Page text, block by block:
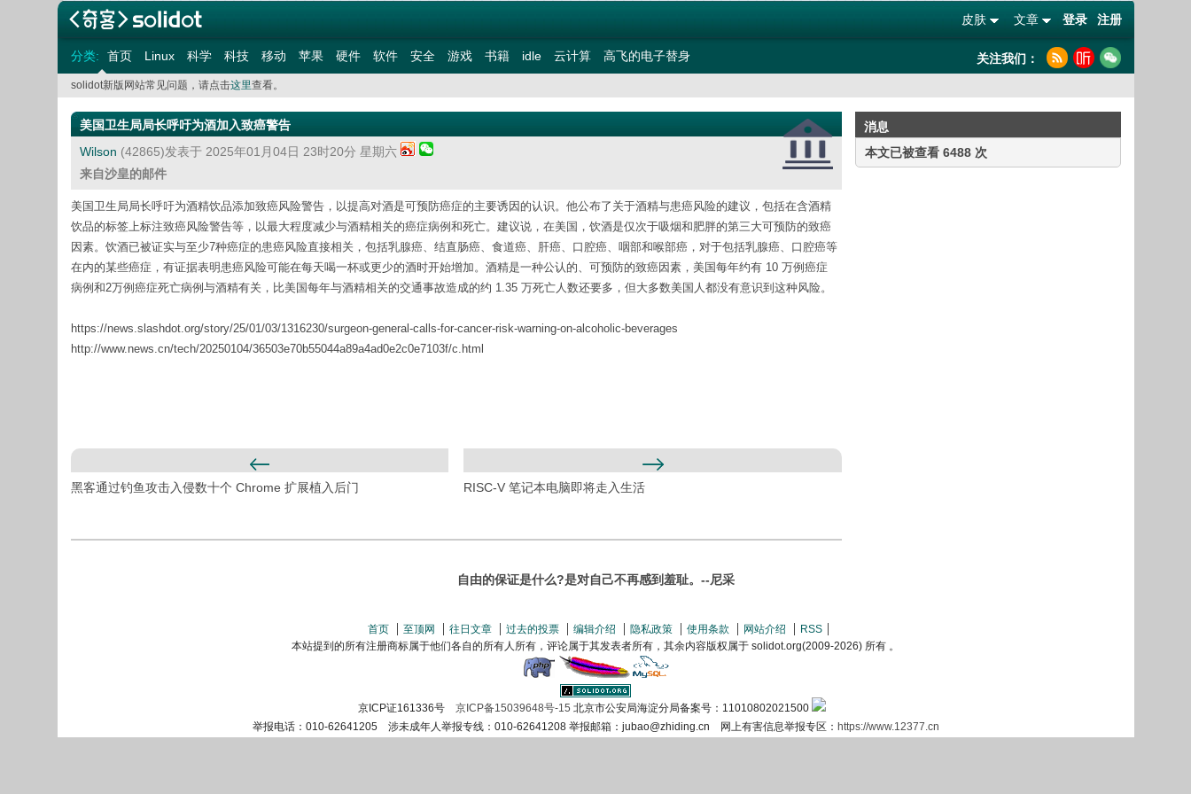
登录 注册
文章
皮肤
分类: 首页 Linux 科学 科技 移动 苹果 硬件 软件 安全 游戏 书籍 idle 云计算 高飞的电子替身 关注我们：
solidot新版网站常见问题，请点击这里查看。
消息
本文已被查看 6488 次
美国卫生局局长呼吁为酒加入致癌警告
Wilson (42865)发表于 2025年01月04日 23时20分 星期六
来自沙皇的邮件
美国卫生局局长呼吁为酒精饮品添加致癌风险警告，以提高对酒是可预防癌症的主要诱因的认识。他公布了关于酒精与患癌风险的建议，包括在含酒精
饮品的标签上标注致癌风险警告等，以最大程度减少与酒精相关的癌症病例和死亡。建议说，在美国，饮酒是仅次于吸烟和肥胖的第三大可预防的致癌
因素。饮酒已被证实与至少7种癌症的患癌风险直接相关，包括乳腺癌、结直肠癌、食道癌、肝癌、口腔癌、咽部和喉部癌，对于包括乳腺癌、口腔癌等
在内的某些癌症，有证据表明患癌风险可能在每天喝一杯或更少的酒时开始增加。酒精是一种公认的、可预防的致癌因素，美国每年约有 10 万例癌症
病例和2万例癌症死亡病例与酒精有关，比美国每年与酒精相关的交通事故造成的约 1.35 万死亡人数还要多，但大多数美国人都没有意识到这种风险。
https://news.slashdot.org/story/25/01/03/1316230/surgeon-general-calls-for-cancer-risk-warning-on-alcoholic-beverages
http://www.news.cn/tech/20250104/36503e70b55044a89a4ad0e2c0e7103f/c.html
黑客通过钓鱼攻击入侵数十个 Chrome 扩展植入后门 RISC-V 笔记本电脑即将走入生活
自由的保证是什么?是对自己不再感到羞耻。--尼采
首页 至顶网 往日文章 过去的投票 编辑介绍 隐私政策 使用条款 网站介绍
RSS
本站提到的所有注册商标属于他们各自的所有人所有，评论属于其发表者所有，其余内容版权属于 solidot.org(2009-2026) 所有 。
京ICP证161336号 京ICP备15039648号-15 北京市公安局海淀分局备案号：11010802021500
举报电话：010-62641205 涉未成年人举报专线：010-62641208 举报邮箱：jubao@zhiding.cn 网上有害信息举报专区： https://www.12377.cn